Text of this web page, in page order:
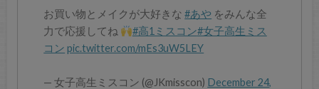
お買い物とメイクが大好きな#あや をみんな全
力で応援してね
#高1ミスコン#女子高生ミス
コン pic.twitter.com/mEs3uW5LEY
— 女子高生ミスコン (@JKmisscon) December 24,